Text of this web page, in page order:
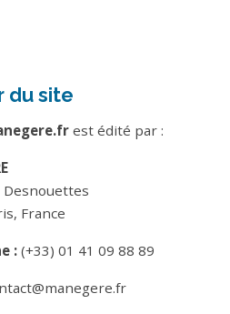
du site
est édité par :
France
:(+33) 01 41 09 88 89